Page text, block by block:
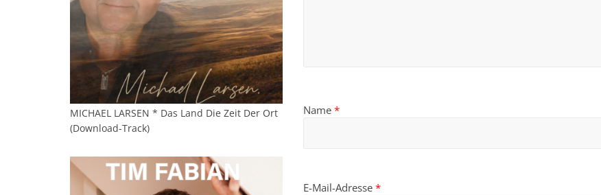
Name *
E-Mail-Adresse *
MICHAEL LARSEN * Das Land Die Zeit Der Ort
(Download-Track)